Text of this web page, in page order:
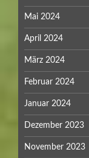
Mai 2024
April 2024
März 2024
Februar 2024
Januar 2024
Dezember 2023
November 2023